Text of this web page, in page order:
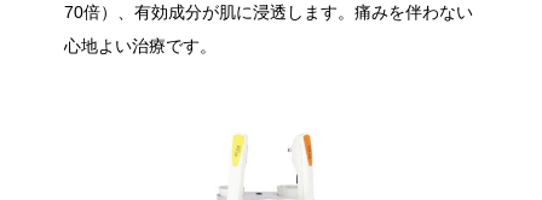
70倍）、有効成分が肌に浸透します。痛みを伴わない
心地よい治療です。